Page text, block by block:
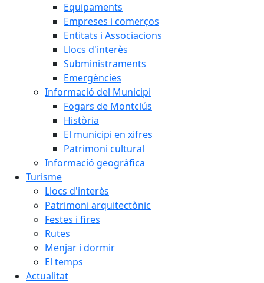
Equipaments
Empreses i comerços
Entitats i Associacions
Llocs d'interès
Subministraments
Emergències
Informació del Municipi
Fogars de Montclús
Història
El municipi en xifres
Patrimoni cultural
Informació geogràfica
Turisme
Llocs d'interès
Patrimoni arquitectònic
Festes i fires
Rutes
Menjar i dormir
El temps
Actualitat